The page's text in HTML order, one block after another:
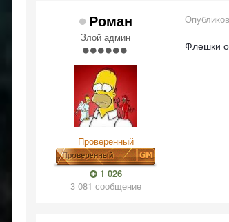
Роман
Злой админ
Проверенный
1 026
3 081 сообщение
Флешки